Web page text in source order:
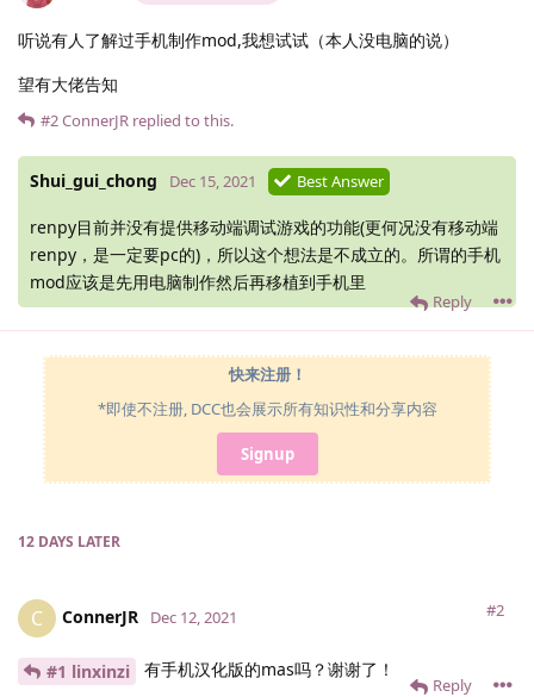
听说有人了解过手机制作mod,我想试试（本人没电脑的说）
望有大佬告知
Reply
#2ConnerJR replied to this.
Shui_gui_chong Dec 15, 2021 Best Answer
renpy目前并没有提供移动端调试游戏的功能(更何况没有移动端
renpy，是一定要pc的)，所以这个想法是不成立的。所谓的手机
mod应该是先用电脑制作然后再移植到手机里
快来注册！
*即使不注册, DCC也会展示所有知识性和分享内容
Signup
12 DAYS LATER
C ConnerJR #2
Dec 12, 2021
#1 linxinzi 有手机汉化版的mas吗？谢谢了！
Reply